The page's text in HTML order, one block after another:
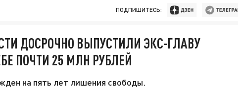
ПОДПИШИТЕСЬ:
ДОСРОЧНО ВЫПУСТИЛИ ЭКС-ГЛАВУ
ПОЧТИ 25 МЛН РУБЛЕЙ
на пять лет лишения свободы.